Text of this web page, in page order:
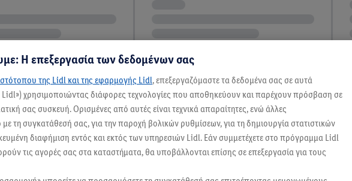
Η επεξεργασία των δεδομένων σας
της Lidl και της εφαρμογής Lidl, επεξεργαζόμαστε τα δεδομένα σας σε αυτά
Lidl») χρησιμοποιώντας διάφορες τεχνολογίες που αποθηκεύουν και παρέχουν πρόσβαση σε
σας συσκευή. Ορισμένες από αυτές είναι τεχνικά απαραίτητες, ενώ άλλες
τη συγκατάθεσή σας, για την παροχή βολικών ρυθμίσεων, για τη δημιουργία στατιστικών
διαφήμιση εντός και εκτός των υπηρεσιών Lidl. Εάν συμμετέχετε στο πρόγραμμα Lidl
τις αγορές σας στα καταστήματα, θα υποβάλλονται επίσης σε επεξεργασία για τους